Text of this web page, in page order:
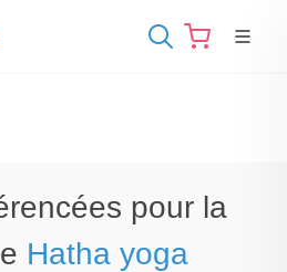
pour la
Hatha yoga